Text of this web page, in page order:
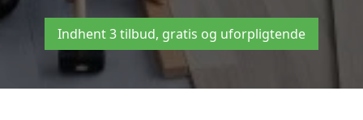
Indhent 3 tilbud, gratis og uforpligtende